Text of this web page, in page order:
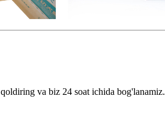
va biz 24 soat ichida bog'lanamiz.